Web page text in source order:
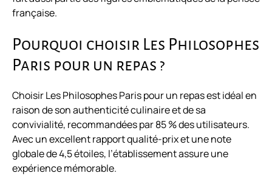
française.
Pourquoi choisir Les Philosophes
Paris pour un repas ?
Choisir Les Philosophes Paris pour un repas est idéal en
raison de son authenticité culinaire et de sa
convivialité, recommandées par 85 % des utilisateurs.
Avec un excellent rapport qualité-prix et une note
globale de 4,5 étoiles, l’établissement assure une
expérience mémorable.